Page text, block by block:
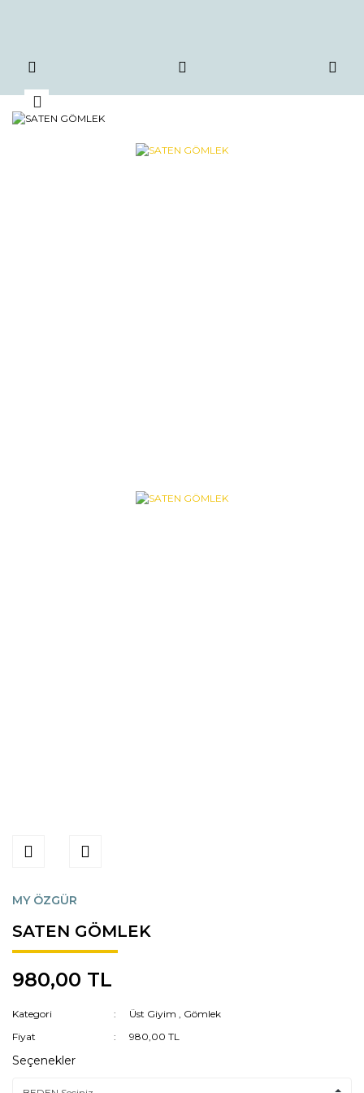
MY ÖZGÜR
SATEN GÖMLEK
980,00 TL
Kategori Üst Giyim , Gömlek
Fiyat
980,00 TL
Seçenekler